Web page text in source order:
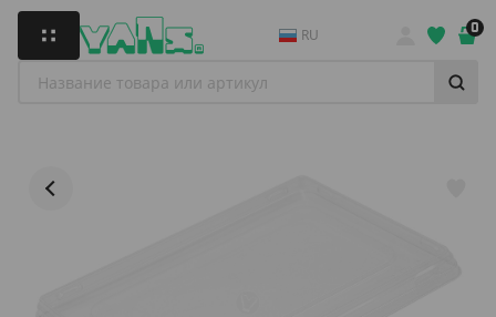
RU 0